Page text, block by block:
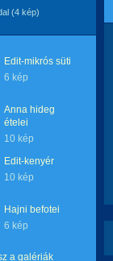
(4 kép)
Edit-mikrós süti
6 kép
Anna hideg
ételei
10 kép
Edit-kenyér
10 kép
Hajni befotei
6 kép
a galériák